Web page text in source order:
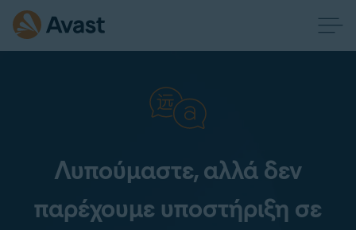
Λυπούμαστε, αλλά δεν
παρέχουμε υποστήριξη σε